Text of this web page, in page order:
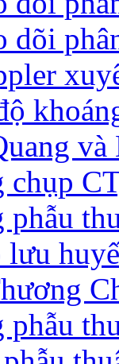
dõi
chụp
phẫu
phẫu